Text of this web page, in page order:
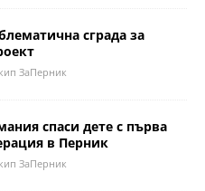
сграда за
ЗаПерник
спаси дете с първа
в Перник
ЗаПерник